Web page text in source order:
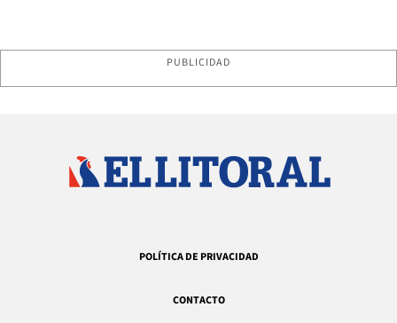
PUBLICIDAD
POLÍTICA DE PRIVACIDAD
CONTACTO